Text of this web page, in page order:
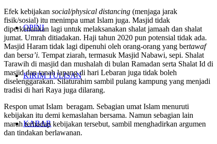
OPINI
KIRIM TULISAN
KABAR
Efek kebijakan social/physical distancing (menjaga jarak
fisik/sosial) itu menimpa umat Islam juga. Masjid tidak
diperkenankan lagi untuk melaksanakan shalat jamaah dan shalat
jumat. Umrah ditiadakan. Haji tahun 2020 pun potensial tidak ada.
Masjid Haram tidak lagi dipenuhi oleh orang-orang yang bertawaf
dan bersa’i. Tempat ziarah, termasuk Masjid Nabawi, sepi. Shalat
Tarawih di masjid dan mushalah di bulan Ramadan serta Shalat Id di
masjid dan tanah lapang di hari Lebaran juga tidak boleh
diselenggarakan. Silaturahim sambil pulang kampung yang menjadi
tradisi di hari Raya juga dilarang.
Respon umat Islam beragam. Sebagian umat Islam menuruti
kebijakan itu demi kemaslahan bersama. Namun sebagian lain
marah terhadap kebijakan tersebut, sambil menghadirkan argumen
dan tindakan berlawanan.